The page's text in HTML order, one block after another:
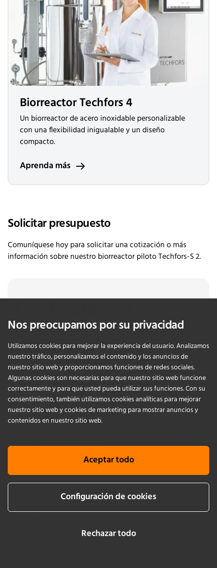
Biorreactor Techfors 4
Un biorreactor de acero inoxidable personalizable
con una flexibilidad inigualable y un diseño
compacto.
Aprenda más
Solicitar presupuesto
Comuníquese hoy para solicitar una cotización o más
información sobre nuestro biorreactor piloto Techfors-S 2.
Configuración
Versión(opcional)
Volumen total(opcional)
Injection de gaz(opcional)
CO2
Nos preocupamos por su privacidad
Utilizamos cookies para mejorar la experiencia del usuario. Analizamos
nuestro tráfico, personalizamos el contenido y los anuncios de
nuestro sitio web y proporcionamos funciones de redes sociales.
Algunas cookies son necesarias para que nuestro sitio web funcione
correctamente y para que usted pueda utilizar sus funciones. Con su
consentimiento, también utilizamos cookies analíticas para mejorar
nuestro sitio web y cookies de marketing para mostrar anuncios y
contenidos en nuestro sitio web.
Aceptar todo
Configuración de cookies
Rechazar todo